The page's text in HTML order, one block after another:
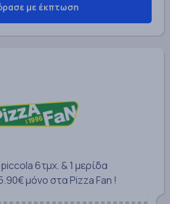
με έκπτωση
6τμχ. & 1 μερίδα
μόνο στα Pizza Fan !